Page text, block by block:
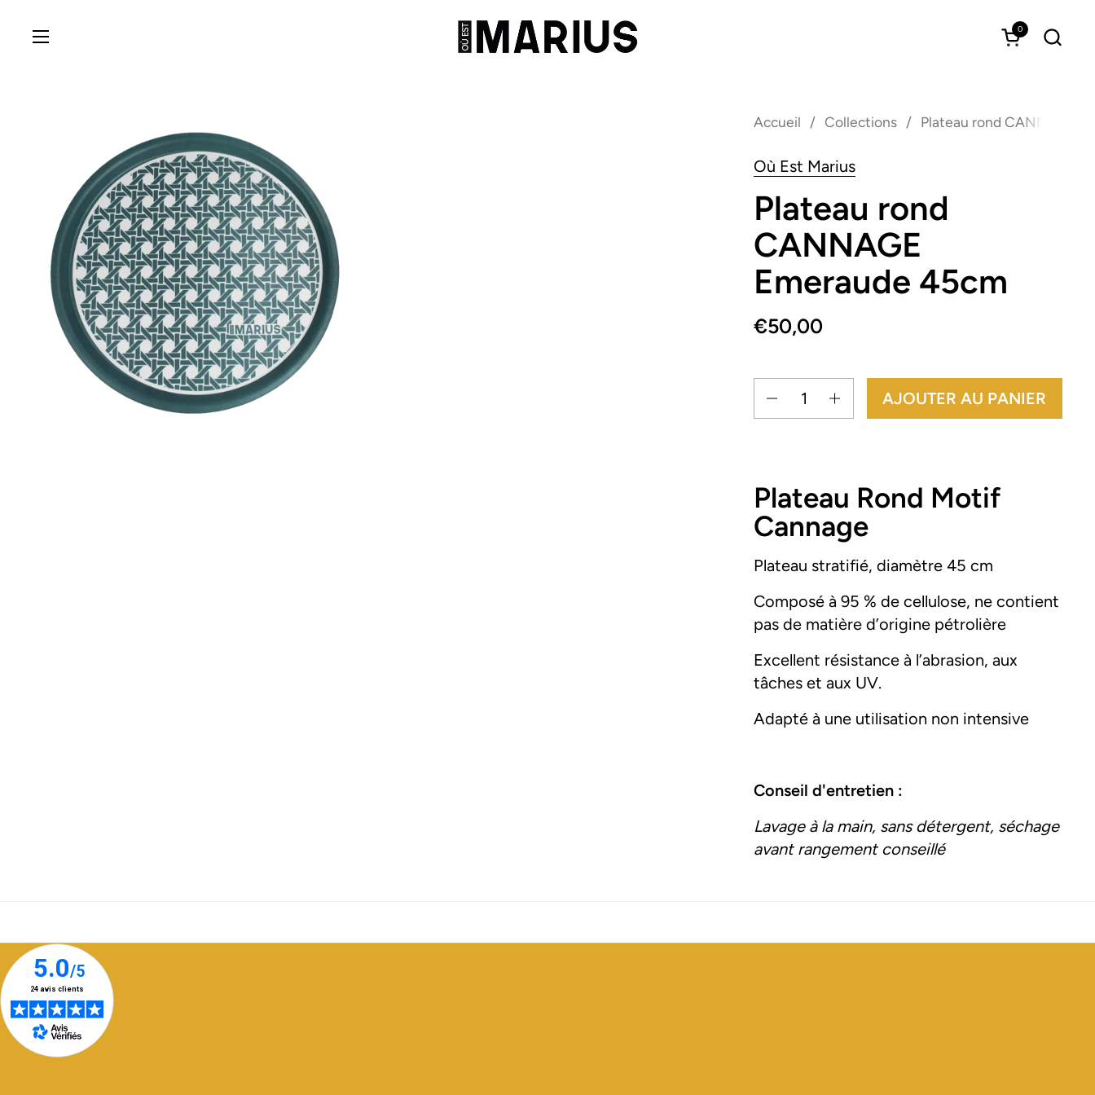
Ouvrir le
0
Ouvrir le menu
Accueil / Collections / Plateau rond CANNAGE
Où Est Marius
Plateau rond
CANNAGE
Emeraude 45cm
€50,00
Quantité AJOUTER AU PANIER
Plateau Rond Motif
Cannage
Plateau stratifié, diamètre 45 cm
Composé à 95 % de cellulose, ne contient
pas de matière d’origine pétrolière
Excellent résistance à l’abrasion, aux
tâches et aux UV.
Adapté à une utilisation non intensive
Conseil d'entretien :
Lavage à la main, sans détergent, séchage
avant rangement conseillé